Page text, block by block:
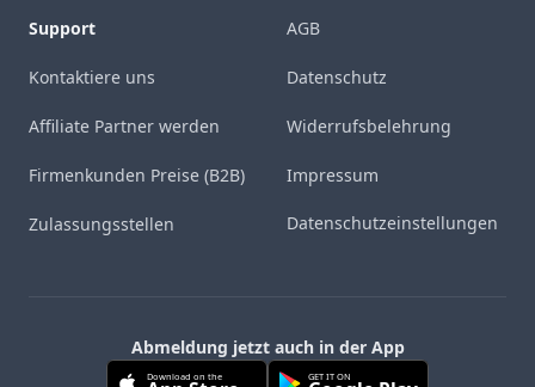
Support
Kontaktiere uns
Affiliate Partner werden
Firmenkunden Preise (B2B)
Zulassungsstellen
AGB
Datenschutz
Widerrufsbelehrung
Impressum
Datenschutzeinstellungen
Abmeldung jetzt auch in der App
Download on the GET IT ON